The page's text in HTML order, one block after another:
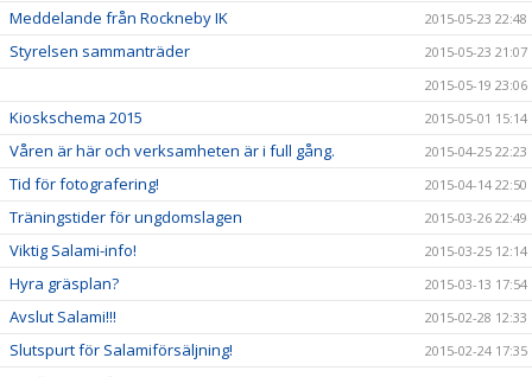
Meddelande från Rockneby IK 2015-05-23 22:48
Styrelsen sammanträder
2015-05-23 21:07
2015-05-19 23:06
Kioskschema 2015 2015-05-01 15:14
Våren är här och verksamheten är i full gång. 2015-04-25 22:23
Tid för fotografering! 2015-04-14 22:50
Träningstider för ungdomslagen 2015-03-26 22:49
Viktig Salami-info! 2015-03-25 12:14
Hyra gräsplan? 2015-03-13 17:54
Avslut Salami!!! 2015-02-28 12:33
Slutspurt för Salamiförsäljning! 2015-02-24 17:35